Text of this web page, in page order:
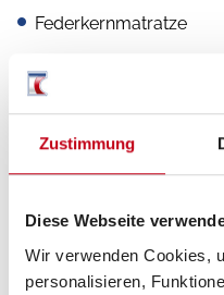
Zustimmung
Diese Webseite
Wir verwenden Cookies,
personalisieren,
Federkernmatratze
LED-Beleuchtung
Fahrerhaussitze
Fahrerhaus-